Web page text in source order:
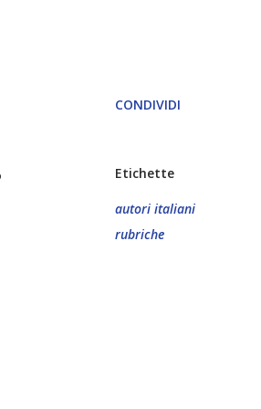
CONDIVIDI
Etichette
autori italiani
rubriche